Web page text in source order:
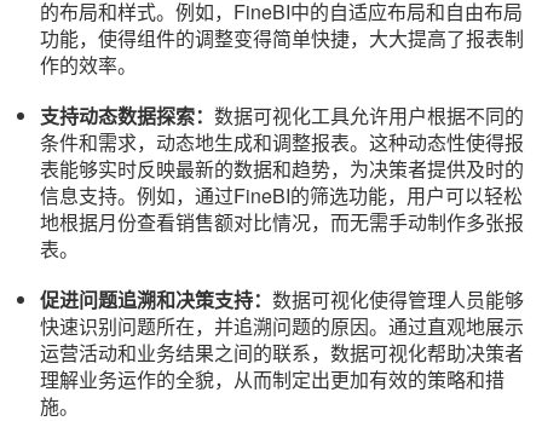
的布局和样式。例如，FineBI中的自适应布局和自由布局
功能，使得组件的调整变得简单快捷，大大提高了报表制
作的效率。
支持动态数据探索： 数据可视化工具允许用户根据不同的
条件和需求，动态地生成和调整报表。这种动态性使得报
表能够实时反映最新的数据和趋势，为决策者提供及时的
信息支持。例如，通过FineBI的筛选功能，用户可以轻松
地根据月份查看销售额对比情况，而无需手动制作多张报
表。
促进问题追溯和决策支持： 数据可视化使得管理人员能够
快速识别问题所在，并追溯问题的原因。通过直观地展示
运营活动和业务结果之间的联系，数据可视化帮助决策者
理解业务运作的全貌，从而制定出更加有效的策略和措
施。